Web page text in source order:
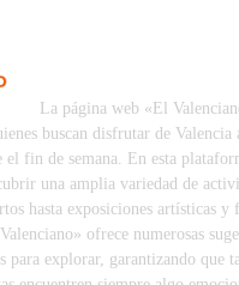
La página web «El
buscan disfrutar de Valencia
el fin de semana. En esta
una amplia variedad de
hasta exposiciones artísticas y
ofrece numerosas
para explorar, garantizando que